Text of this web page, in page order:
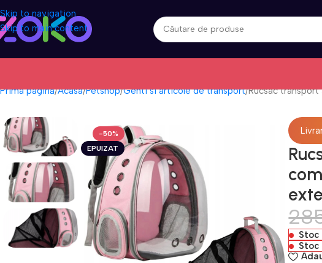
Skip to navigation
Skip to main content
Prima pagină Acasa Petshop Genti si articole de transport Rucsac
-50%
EPUIZAT
Stoc
Stoc